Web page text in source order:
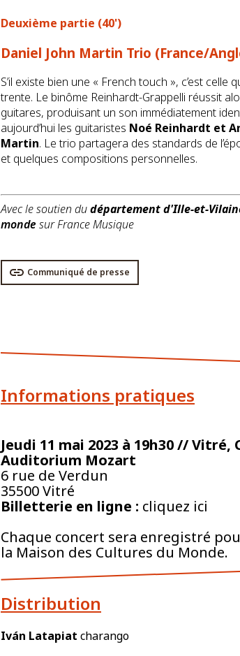
Deuxième partie (40')
Daniel John Martin Trio (France/
S’il existe bien une « French touch », c’est
trente. Le binôme Reinhardt-Grappelli réussit
guitares, produisant un son immédiatement
aujourd’hui les guitaristes Noé Reinhardt et
Martin. Le trio partagera des standards de
et quelques compositions personnelles.
Avec le soutien dudépartement d'Ille-et-
monde sur France Musique
Communiqué de presse
Informations pratiques
Jeudi 11 mai 2023 à 19h30 //
Auditorium Mozart
6 rue de Verdun
35500 Vitré
Billetterie en ligne : cliquez ici
Chaque concert sera enregistré
la Maison des Cultures du Monde.
Distribution
Iván Latapiat charango